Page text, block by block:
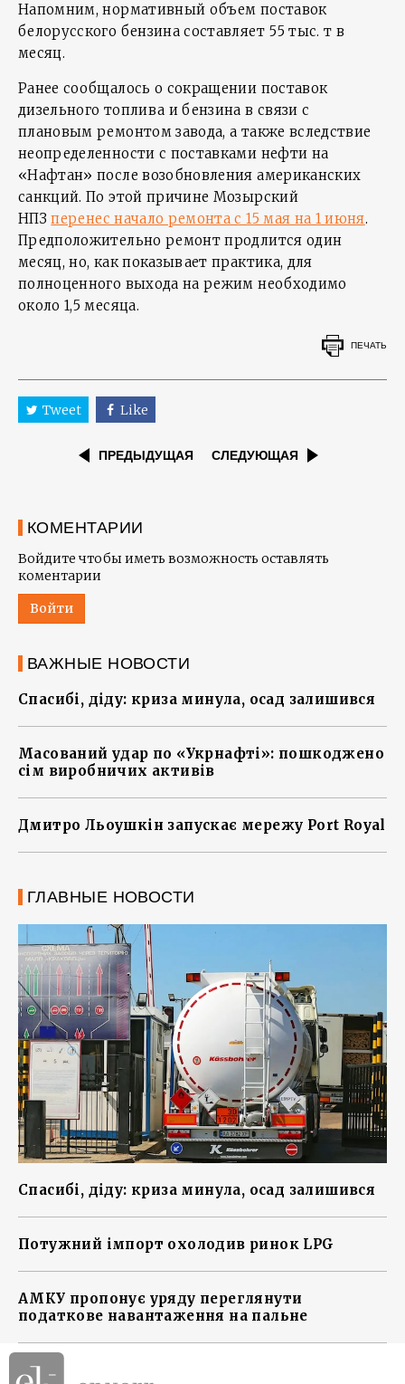
Напомним, нормативный объем поставок
белорусского бензина составляет 55 тыс. т в
месяц.
Ранее сообщалось о сокращении поставок
дизельного топлива и бензина в связи с
плановым ремонтом завода, а также вследствие
неопределенности с поставками нефти на
«Нафтан» после возобновления американских
санкций. По этой причине Мозырский
НПЗперенес начало ремонта с 15 мая на 1 июня.
Предположительно ремонт продлится один
месяц, но, как показывает практика, для
полноценного выхода на режим необходимо
около 1,5 месяца.
ПЕЧАТЬ
Tweet Like
ПРЕДЫДУЩАЯ СЛЕДУЮЩАЯ
КОМЕНТАРИИ
Войдите чтобы иметь возможность оставлять
коментарии
Войти
ВАЖНЫЕ НОВОСТИ
Спасибі, діду: криза минула, осад залишився
Масований удар по «Укрнафті»: пошкоджено
сім виробничих активів
Дмитро Льоушкін запускає мережу Port Royal
ГЛАВНЫЕ НОВОСТИ
Спасибі, діду: криза минула, осад залишився
Потужний імпорт охолодив ринок LPG
АМКУ пропонує уряду переглянути
податкове навантаження на пальне